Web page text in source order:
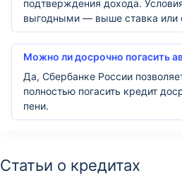
подтверждения дохода.
выгодными — выше ставка или
Можно ли досрочно погасить
Да, Сбербанке России
полностью погасить кредит
пени.
Статьи о кредитах